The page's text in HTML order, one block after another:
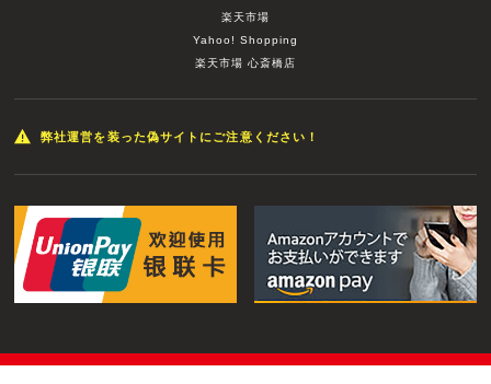
楽天市場
Yahoo! Shopping
楽天市場 心斎橋店
弊社運営を装った偽サイトにご注意ください！